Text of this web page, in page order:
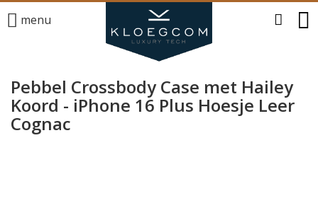
menu
Pebbel Crossbody Case met Hailey
Koord - iPhone 16 Plus Hoesje Leer
Cognac